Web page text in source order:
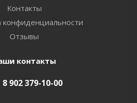
Контакты
конфиденциальности
Отзывы
контакты
8 902 379-10-00